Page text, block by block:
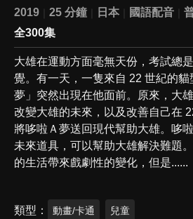
2019
25 分鐘 日本 國語配音
全300集
大雄在運動方面毫無天份，考試總
覺。有一天，一隻來自 22 世紀的貓
夢」突然出現在他面前。原來，大
改變大雄的未來，以及改善自己在
將哆啦Ａ夢送回現代幫助大雄。哆
未來道具，可以幫助大雄解決難題
的生活帶來戲劇性的變化，但是......
類型 動畫/卡通 兒童